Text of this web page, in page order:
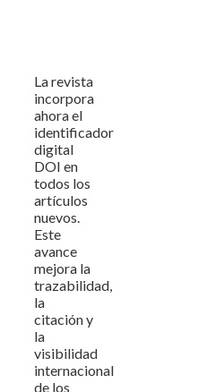
La revista
incorpora
ahora el
identificador
digital
DOI en
todos los
artículos
nuevos.
Este
avance
mejora la
trazabilidad,
la
citación y
la
visibilidad
internacional
de los